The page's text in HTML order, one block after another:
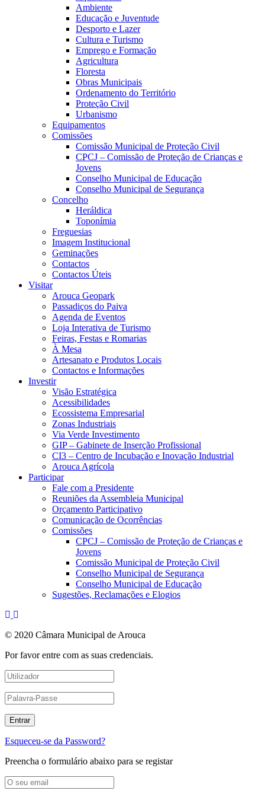
Ambiente
Educação e Juventude
Desporto e Lazer
Cultura e Turismo
Emprego e Formação
Agricultura
Floresta
Obras Municipais
Ordenamento do Território
Proteção Civil
Urbanismo
Equipamentos
Comissões
Comissão Municipal de Proteção Civil
CPCJ – Comissão de Proteção de Crianças e
Jovens
Conselho Municipal de Educação
Conselho Municipal de Segurança
Concelho
Heráldica
Toponímia
Freguesias
Imagem Institucional
Geminações
Contactos
Contactos Úteis
Visitar
Arouca Geopark
Passadiços do Paiva
Agenda de Eventos
Loja Interativa de Turismo
Feiras, Festas e Romarias
À Mesa
Artesanato e Produtos Locais
Contactos e Informações
Investir
Visão Estratégica
Acessibilidades
Ecossistema Empresarial
Zonas Industriais
Via Verde Investimento
GIP – Gabinete de Inserção Profissional
CI3 – Centro de Incubação e Inovação Industrial
Arouca Agrícola
Participar
Fale com a Presidente
Reuniões da Assembleia Municipal
Orçamento Participativo
Comunicação de Ocorrências
Comissões
CPCJ – Comissão de Proteção de Crianças e
Jovens
Comissão Municipal de Proteção Civil
Conselho Municipal de Segurança
Conselho Municipal de Educação
Sugestões, Reclamações e Elogios
© 2020 Câmara Municipal de Arouca
Por favor entre com as suas credenciais.
Esqueceu-se da Password?
Preencha o formulário abaixo para se registar